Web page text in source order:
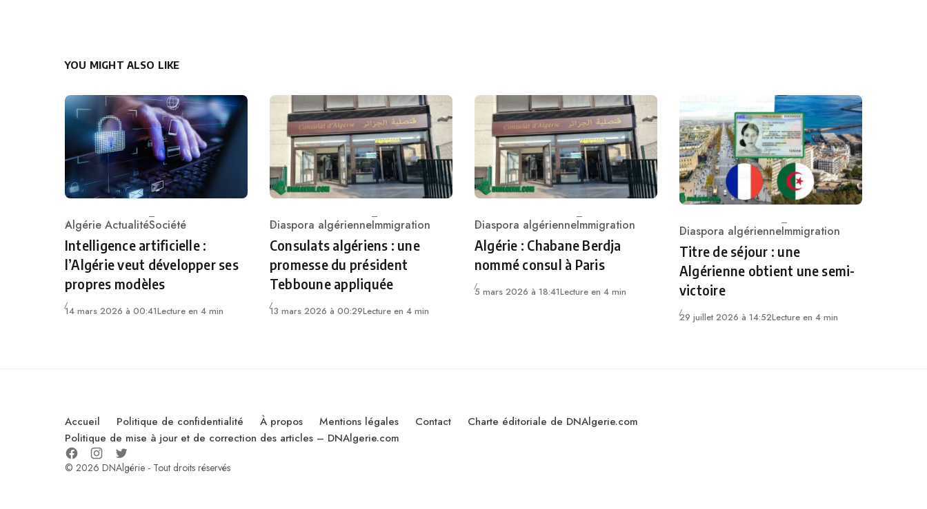
YOU MIGHT ALSO LIKE
Category
Algérie ActualitéSociété
Intelligence artificielle :
l’Algérie veut développer ses
propres modèles
14 mars 2026 à 00:41Lecture en 4 min
Category
Diaspora algérienneImmigration
Consulats algériens : une
promesse du président
Tebboune appliquée
13 mars 2026 à 00:29Lecture en 4 min
Category
Diaspora algérienneImmigration
Algérie : Chabane Berdja
nommé consul à Paris
5 mars 2026 à 18:41Lecture en 4 min
Category
Diaspora algérienneImmigration
Titre de séjour : une
Algérienne obtient une semi-
victoire
29 juillet 2026 à 14:52Lecture en 4 min
Accueil Politique de confidentialité À propos Mentions légales Contact
Charte éditoriale de DNAlgerie.com
Politique de mise à jour et de correction des articles – DNAlgerie.com
© 2026 DNAlgérie - Tout droits réservés